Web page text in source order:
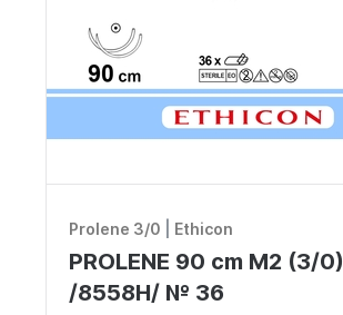
Prolene 3/0 Ethicon
PROLENE 90 cm M2 (3/0)
/8558H/ № 36